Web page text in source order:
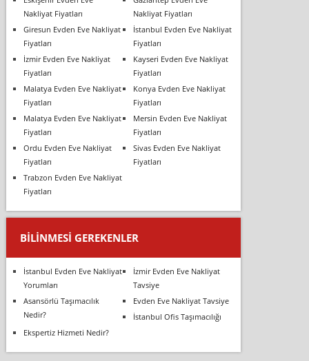
Nakliyat Fiyatları
Nakliyat Fiyatları
Giresun Evden Eve Nakliyat
Fiyatları
İstanbul Evden Eve Nakliyat
Fiyatları
İzmir Evden Eve Nakliyat
Fiyatları
Kayseri Evden Eve Nakliyat
Fiyatları
Malatya Evden Eve Nakliyat
Fiyatları
Konya Evden Eve Nakliyat
Fiyatları
Malatya Evden Eve Nakliyat
Fiyatları
Mersin Evden Eve Nakliyat
Fiyatları
Ordu Evden Eve Nakliyat
Fiyatları
Sivas Evden Eve Nakliyat
Fiyatları
Trabzon Evden Eve Nakliyat
Fiyatları
BILINMESI GEREKENLER
İstanbul Evden Eve Nakliyat
Yorumları
İzmir Evden Eve Nakliyat
Tavsiye
Asansörlü Taşımacılık
Nedir?
Evden Eve Nakliyat Tavsiye
İstanbul Ofis Taşımacılığı
Ekspertiz Hizmeti Nedir?